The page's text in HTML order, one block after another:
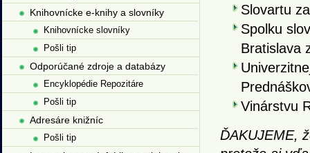
Slovartu
Spolku
Bratislava
Vinárstvu
ĎAKUJEME,
Knihovnícke e-knihy a slovníky
Knihovnícke slovníky
Pošli tip
Odporúčané zdroje a databázy
Encyklopédie Repozitáre
Pošli tip
Adresáre knižníc
Pošli tip